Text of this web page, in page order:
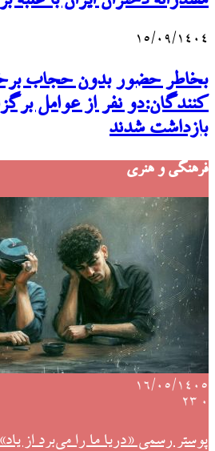
۱۵/۰۹/۱۴۰۴
بخاطر حضور بدون حجاب
کنندگان:دو نفر از عوامل
بازداشت شدند
فرهنگی و هنری
۱۶/۰۵/۱۴۰۵
۰
پوستر رسمی «دریا ما را می‌برد از